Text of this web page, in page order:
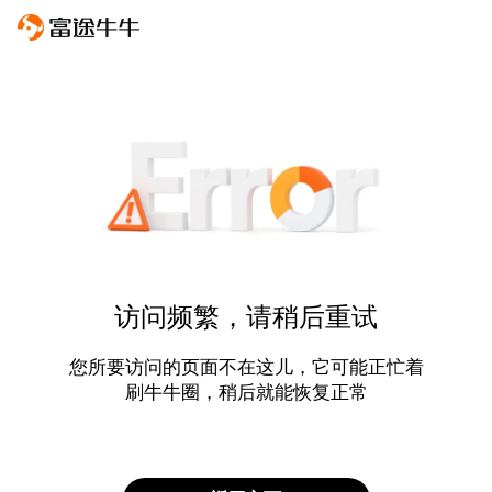
访问频繁，请稍后重试
您所要访问的页面不在这儿，它可能正忙着
刷牛牛圈，稍后就能恢复正常